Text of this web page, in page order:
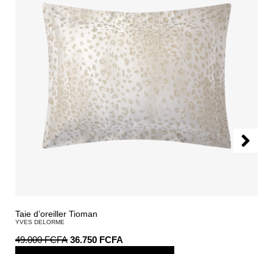
Taie d’oreiller Tioman
YVES DELORME
49.000FCFA 36.750 FCFA